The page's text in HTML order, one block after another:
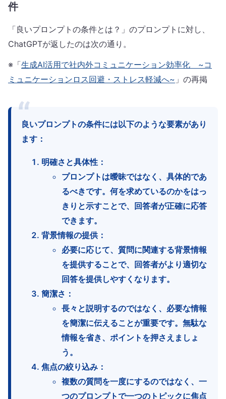
件
「良いプロンプトの条件とは？」のプロンプトに対し、
ChatGPTが返したのは次の通り。
※「生成AI活用で社内外コミュニケーション効率化 ~コ
ミュニケーションロス回避・ストレス軽減へ~ 」の再掲
良いプロンプトの条件には以下のような要素があり
ます：
明確さと具体性 ：
プロンプトは曖昧ではなく、具体的であ
るべきです。何を求めているのかをはっ
きりと示すことで、回答者が正確に応答
できます。
背景情報の提供：
必要に応じて、質問に関連する背景情報
を提供することで、回答者がより適切な
回答を提供しやすくなります。
簡潔さ ：
長々と説明するのではなく、必要な情報
を簡潔に伝えることが重要です。無駄な
情報を省き、ポイントを押さえましょ
う。
焦点の絞り込み ：
複数の質問を一度にするのではなく、一
つのプロンプトで一つのトピックに焦点